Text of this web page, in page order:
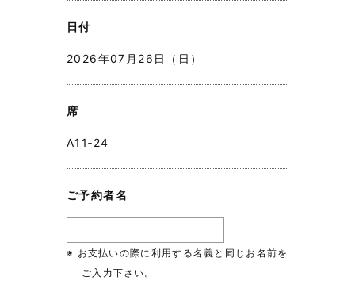
日付
2026年07月26日（日）
席
A11‐24
ご予約者名
※ お支払いの際に利用する名義と同じお名前を
ご入力下さい。